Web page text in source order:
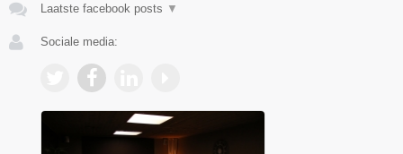
Laatste facebook posts ▼
Sociale media: